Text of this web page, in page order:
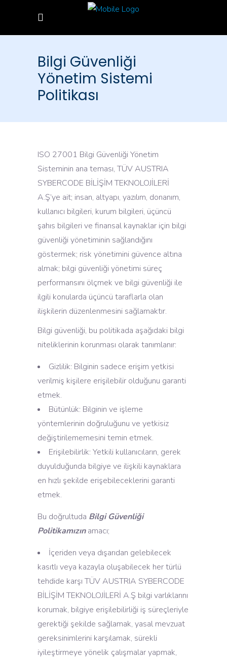
Bilgi Güvenliği
Yönetim Sistemi
Politikası
ISO 27001 Bilgi Güvenliği Yönetim
Sisteminin ana teması, TÜV AUSTRIA
SYBERCODE BİLİŞİM TEKNOLOJİLERİ
A.Ş’ye ait; insan, altyapı, yazılım, donanım,
kullanıcı bilgileri, kurum bilgileri, üçüncü
şahıs bilgileri ve finansal kaynaklar için bilgi
güvenliği yönetiminin sağlandığını
göstermek; risk yönetimini güvence altına
almak; bilgi güvenliği yönetimi süreç
performansını ölçmek ve bilgi güvenliği ile
ilgili konularda üçüncü taraflarla olan
ilişkilerin düzenlenmesini sağlamaktır.
Bilgi güvenliği, bu politikada aşağıdaki bilgi
niteliklerinin korunması olarak tanımlanır:
Gizlilik: Bilginin sadece erişim yetkisi
verilmiş kişilere erişilebilir olduğunu garanti
etmek.
Bütünlük: Bilginin ve işleme
yöntemlerinin doğruluğunu ve yetkisiz
değiştirilememesini temin etmek.
Erişilebilirlik: Yetkili kullanıcıların, gerek
duyulduğunda bilgiye ve ilişkili kaynaklara
en hızlı şekilde erişebileceklerini garanti
etmek.
Bu doğrultuda Bilgi Güvenliği
Politikamızınamacı;
İçeriden veya dışarıdan gelebilecek
kasıtlı veya kazayla oluşabilecek her türlü
tehdide karşı TÜV AUSTRIA SYBERCODE
BİLİŞİM TEKNOLOJİLERİ A.Ş bilgi varlıklarını
korumak, bilgiye erişilebilirliği iş süreçleriyle
gerektiği şekilde sağlamak, yasal mevzuat
gereksinimlerini karşılamak, sürekli
iyileştirmeye yönelik çalışmalar yapmak,